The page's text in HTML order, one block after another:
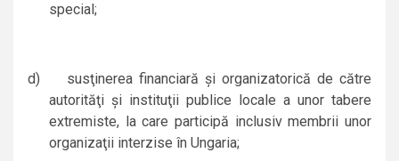
special;
d)
susţinerea financiară şi organizatorică de către
autorităţi şi instituţii publice locale a unor tabere
extremiste, la care participă inclusiv membrii unor
organizaţii interzise în Ungaria;